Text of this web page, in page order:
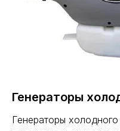
Генераторы
Генераторы